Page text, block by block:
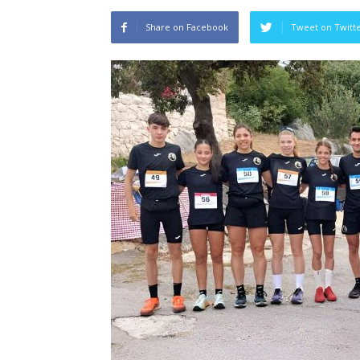
Share on Facebook Tweet on